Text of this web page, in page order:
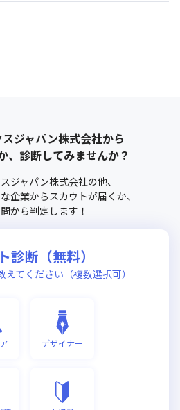
ジャパン株式会社から
、診断してみませんか？
ジャパン株式会社の他、
企業からスカウトが届くか、
から判定します！
診断（無料）
てください（複数選択可）
デザイナー